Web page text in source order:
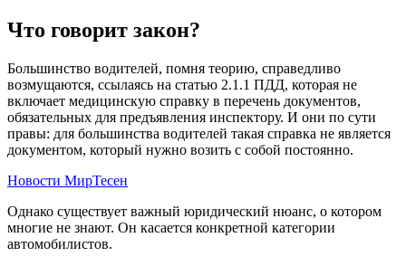
Что говорит закон?
Большинство водителей, помня теорию, справедливо
возмущаются, ссылаясь на статью 2.1.1 ПДД, которая не
включает медицинскую справку в перечень документов,
обязательных для предъявления инспектору. И они по сути
правы: для большинства водителей такая справка не является
документом, который нужно возить с собой постоянно.
Новости МирТесен
Однако существует важный юридический нюанс, о котором
многие не знают. Он касается конкретной категории
автомобилистов.